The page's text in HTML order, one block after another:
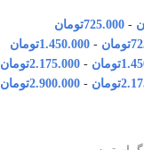
-
725.000تومان
تومان -
1.450.000تومان
تومان -
2.175.000تومان
تومان -
2.900.000تومان